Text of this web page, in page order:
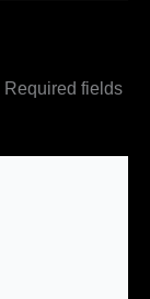
Required fields